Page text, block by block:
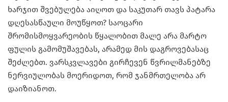
ხარჯით შვებულება აიღოთ და საკუთარ თავს პატარა
დღესასწაული მოუწყოთ? საოცარი
შრომისმოყვარეობის წყალობით მალე არა მარტო
ფულის გამომუშავებას, არამედ მის დაგროვებასაც
შეძლებთ. ვარსკვლავები გირჩევენ წვრილმანებზე
ნერვიულობას მოერიდოთ, რომ ჯანმრთელობა არ
დაიზიანოთ.